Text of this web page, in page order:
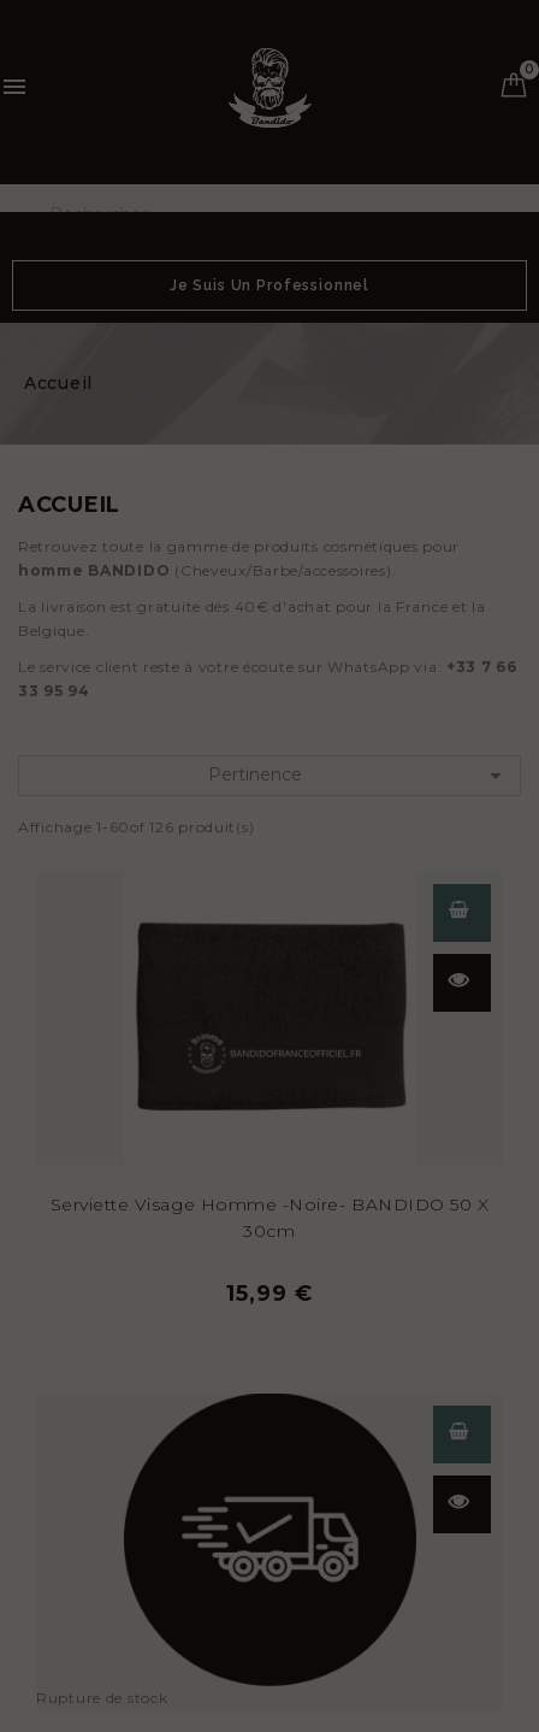

0
Je Suis Un Professionnel
Accueil
ACCUEIL
Retrouvez toute la gamme de produits cosmétiques pour
homme BANDIDO (Cheveux/Barbe/accessoires).
La livraison est gratuite dés 40€ d'achat pour la France et la
Belgique.
Le service client reste à votre écoute sur WhatsApp via: +33 7 66
33 95 94
Pertinence 
Affichage 1-60of 126 produit(s)
Serviette Visage Homme -Noire- BANDIDO 50 X
30cm
15,99 €
Rupture de stock